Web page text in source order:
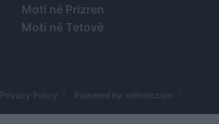
Moti në Prizren
Moti në Tetovë
Privacy Policy Powered by: orihost.com